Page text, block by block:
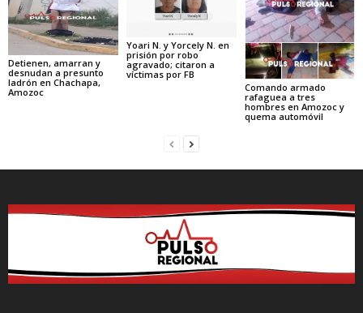
Detienen, amarran y
desnudan a presunto
ladrón en Chachapa,
Amozoc
Yoari N. y Yorcely N. en
prisión por robo
agravado; citaron a
víctimas por FB
Comando armado
rafaguea a tres
hombres en Amozoc y
quema automóvil